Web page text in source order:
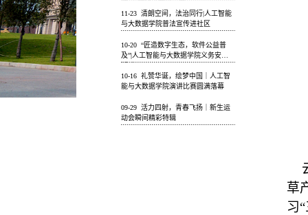
11-23
与大数据学院普法宣传进社区
10-20
及”|人工智能与大数据学院义务安装
10-16
能与大数据学院演讲比赛圆满落幕
09-29
动会瞬间精彩特辑
草
习